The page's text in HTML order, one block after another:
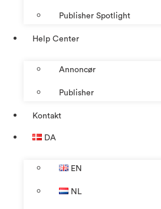
Publisher Spotlight
Help Center
Annoncør
Publisher
Kontakt
DA
EN
NL